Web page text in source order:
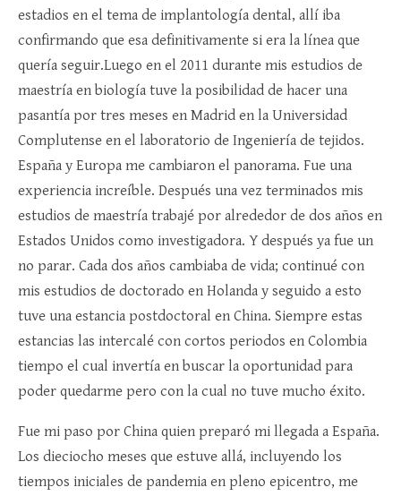
estadios en el tema de implantología dental, allí iba
confirmando que esa definitivamente si era la línea que
quería seguir.Luego en el 2011 durante mis estudios de
maestría en biología tuve la posibilidad de hacer una
pasantía por tres meses en Madrid en la Universidad
Complutense en el laboratorio de Ingeniería de tejidos.
España y Europa me cambiaron el panorama. Fue una
experiencia increíble. Después una vez terminados mis
estudios de maestría trabajé por alrededor de dos años en
Estados Unidos como investigadora. Y después ya fue un
no parar. Cada dos años cambiaba de vida; continué con
mis estudios de doctorado en Holanda y seguido a esto
tuve una estancia postdoctoral en China. Siempre estas
estancias las intercalé con cortos periodos en Colombia
tiempo el cual invertía en buscar la oportunidad para
poder quedarme pero con la cual no tuve mucho éxito.
Fue mi paso por China quien preparó mi llegada a España.
Los dieciocho meses que estuve allá, incluyendo los
tiempos iniciales de pandemia en pleno epicentro, me